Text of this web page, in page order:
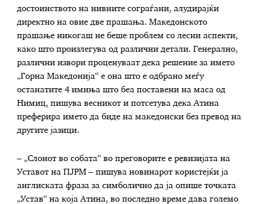
достоинството на нивните сограѓани, алудирајќи
директно на овие две прашања. Македонското
прашање никогаш не беше проблем со лесни аспекти,
како што произлегува од различни детали. Генерално,
различни извори проценуваат дека решение за името
„Горна Македонија“ е она што е одбрано меѓу
останатите 4 имиња што беа поставени на маса од
Нимиц, пишува весникот и потсетува дека Атина
преферира името да биде на македонски без превод на
другите јазици.
– „Слонот во собата“ во преговорите е ревизијата на
Уставот на ПЈРМ – пишува новинарот користејќи ја
англиската фраза за симболично да ја опише точката
„Устав“ на која Атина, во последно време дава големо